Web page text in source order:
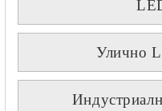
Улично